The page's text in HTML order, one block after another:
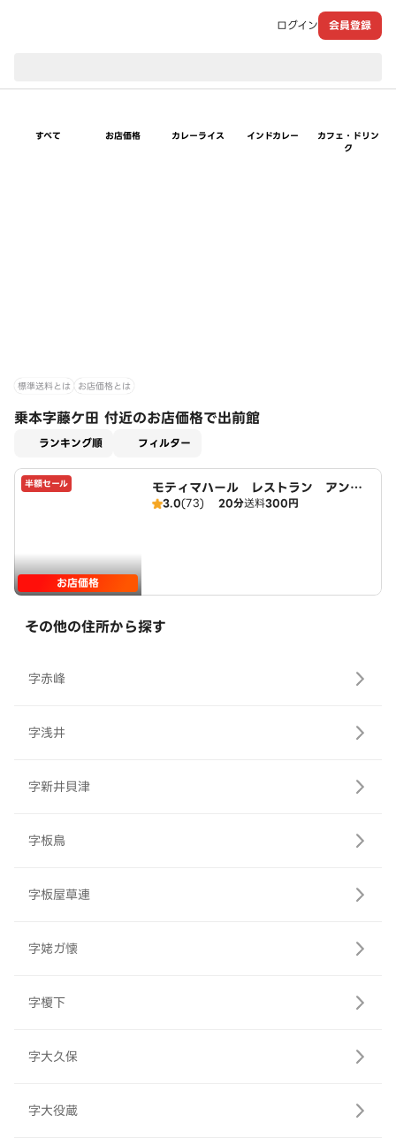
ログイン 会員登録
すべて お店価格 カレーライス インドカレー
カフェ・ドリン
ク
標準送料とは お店価格とは
乗本字藤ケ田 付近のお店価格で出前館
ランキング順 フィルター
半額セール
お店価格
モティマハール レストラン アンド
バー
3.0(73) 20分送料300円
その他の住所から探す
字赤峰
字浅井
字新井貝津
字板鳥
字板屋草連
字姥ガ懐
字榎下
字大久保
字大役蔵